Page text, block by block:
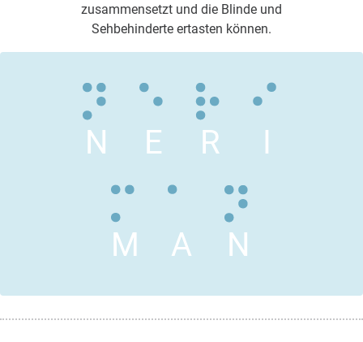
zusammensetzt und die Blinde und
Sehbehinderte ertasten können.
N E R I
M A N